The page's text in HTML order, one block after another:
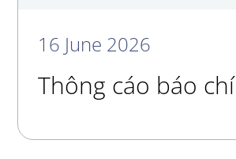
16 June 2026
Thông cáo báo chí